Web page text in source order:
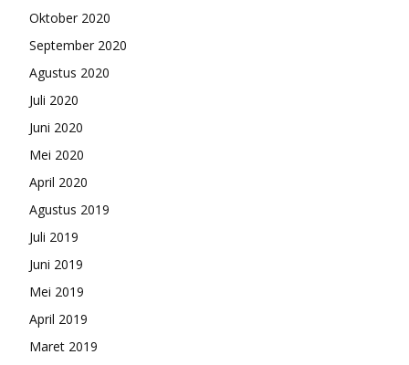
Oktober 2020
September 2020
Agustus 2020
Juli 2020
Juni 2020
Mei 2020
April 2020
Agustus 2019
Juli 2019
Juni 2019
Mei 2019
April 2019
Maret 2019